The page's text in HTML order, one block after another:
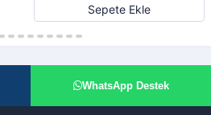
Sepete Ekle
WhatsApp Destek